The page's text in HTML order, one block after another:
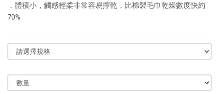
．體積小，觸感輕柔非常容易擰乾，比棉製毛巾乾燥數度快約
70%